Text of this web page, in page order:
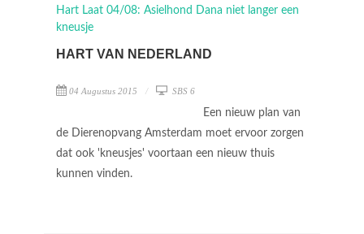
HART VAN NEDERLAND
04 Augustus 2015 SBS 6
Een nieuw plan van
de Dierenopvang Amsterdam moet ervoor zorgen
dat ook 'kneusjes' voortaan een nieuw thuis
kunnen vinden.